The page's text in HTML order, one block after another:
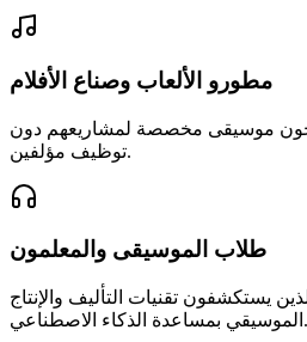
مطورو الألعاب وصناع الأفلام
موسيقى مخصصة لمشاريعهم دون
توظيف مؤلفين.
طلاب الموسيقى والمعلمون
يستكشفون تقنيات التأليف والإنتاج
الموسيقي بمساعدة الذكاء الاصطناعي.